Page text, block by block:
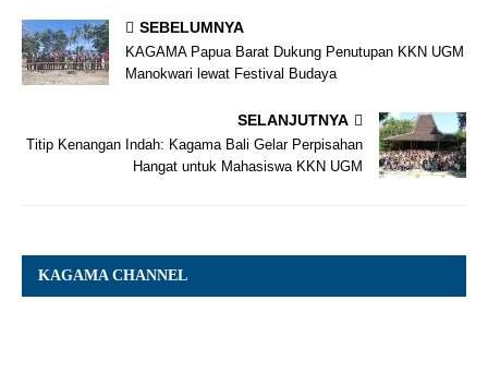
SEBELUMNYA
KAGAMA Papua Barat Dukung Penutupan KKN UGM
Manokwari lewat Festival Budaya
SELANJUTNYA
Titip Kenangan Indah: Kagama Bali Gelar Perpisahan
Hangat untuk Mahasiswa KKN UGM
KAGAMA CHANNEL